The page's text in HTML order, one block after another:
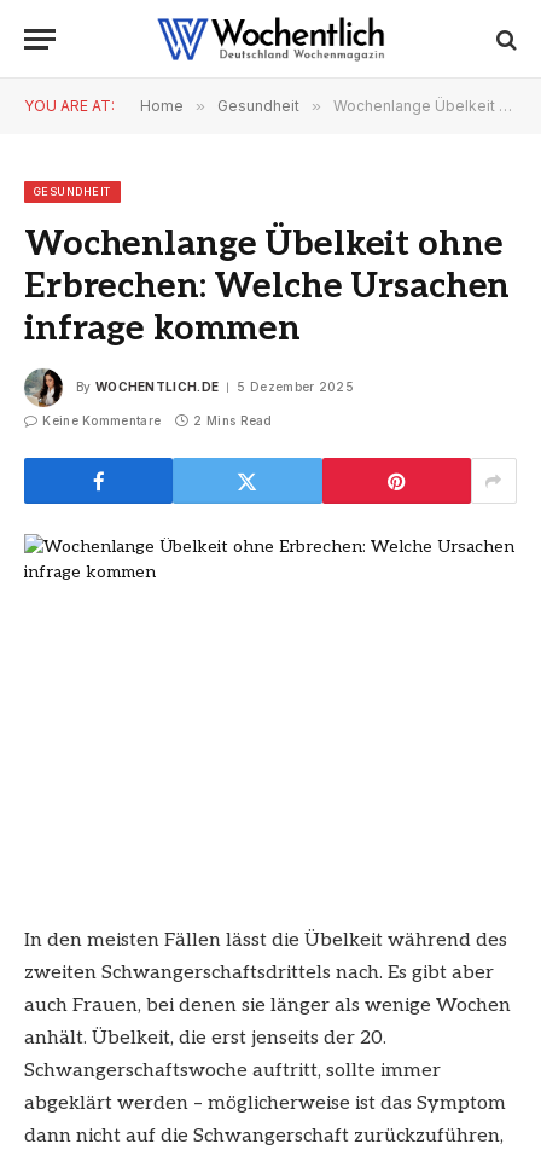
YOU ARE AT: Home » Gesundheit » Wochenlange Übelkeit ohne Erbrechen: Welche Ursachen infrage kommen
GESUNDHEIT
Wochenlange Übelkeit ohne
Erbrechen: Welche Ursachen
infrage kommen
By WOCHENTLICH.DE 5 Dezember 2025
Keine Kommentare 2 Mins Read
In den meisten Fällen lässt die Übelkeit während des
zweiten Schwangerschaftsdrittels nach. Es gibt aber
auch Frauen, bei denen sie länger als wenige Wochen
anhält. Übelkeit, die erst jenseits der 20.
Schwangerschaftswoche auftritt, sollte immer
abgeklärt werden – möglicherweise ist das Symptom
dann nicht auf die Schwangerschaft zurückzuführen,